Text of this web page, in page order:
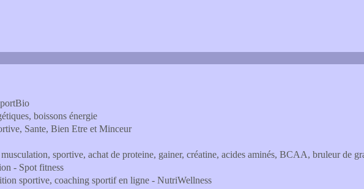
boissons énergie
Sante, Bien Etre et Minceur
sportive, achat de proteine, gainer, créatine, acides aminés, BCAA, bruleur de
- Spot fitness
sportive, coaching sportif en ligne - NutriWellness